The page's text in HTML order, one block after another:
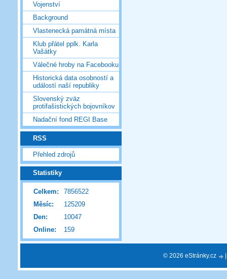
Vojenství
Background
Vlastenecká památná místa
Klub přátel pplk. Karla
Vašátky
Válečné hroby na Facebooku
Historická data osobností a
událostí naší republiky
Slovenský zväz
protifašistických bojovníkov
Nadační fond REGI Base
RSS
Přehled zdrojů
Statistiky
Online: 159
Celkem:
7856522
Měsíc:
125209
Den:
10047
© 2026 eStránky.cz